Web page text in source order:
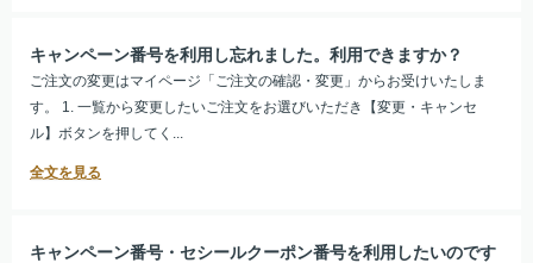
キャンペーン番号を利用し忘れました。利用できますか？
ご注文の変更はマイページ「ご注文の確認・変更」からお受けいたしま
す。 1. 一覧から変更したいご注文をお選びいただき【変更・キャンセ
ル】ボタンを押してく...
キャンペーン番号・セシールクーポン番号を利用したいのです